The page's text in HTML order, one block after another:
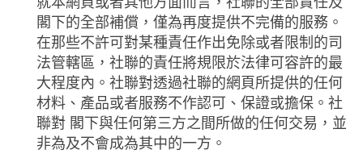
閣下的全部補償，僅為再度提供不完備的服務。
在那些不許可對某種責任作出免除或者限制的司
法管轄區，社聯的責任將規限於法律可容許的最
大程度內。社聯對透過社聯的網頁所提供的任何
材料、產品或者服務不作認可、保證或擔保。社
聯對 閣下與任何第三方之間所做的任何交易，並
非為及不會成為其中的一方。